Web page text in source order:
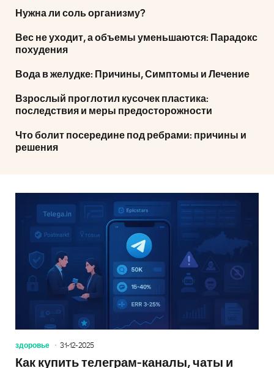
Нужна ли соль организму?
Вес не уходит, а объемы уменьшаются: Парадокс
похудения
Вода в желудке: Причины, Симптомы и Лечение
Взрослый проглотил кусочек пластика:
последствия и меры предосторожности
Что болит посередине под ребрами: причины и
решения
здоровье 31-12-2025
Как купить телеграм-каналы, чаты и